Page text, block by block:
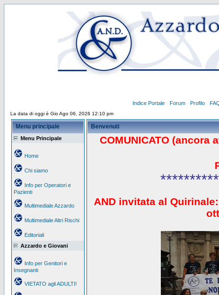
Indice Portale Forum Profilo
La data di oggi è Gio Ago 06, 2026 12:10 pm
Menu principale
Menu Principale
Home
Chi siamo
Info per Operatori e
Pazienti
Multimediale Azzardo
Multimediale Altri Rischi
Editoriali
Azzardo e Giovani
Info per Genitori e
Insegnanti
VIETATO agli ADULTI!
Benvenuti
COMUNICATO (ancora
AND invitata al